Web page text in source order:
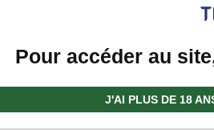
à 60 € la livraison est gratuite
Pour accéder au
J'AI PLUS DE 18